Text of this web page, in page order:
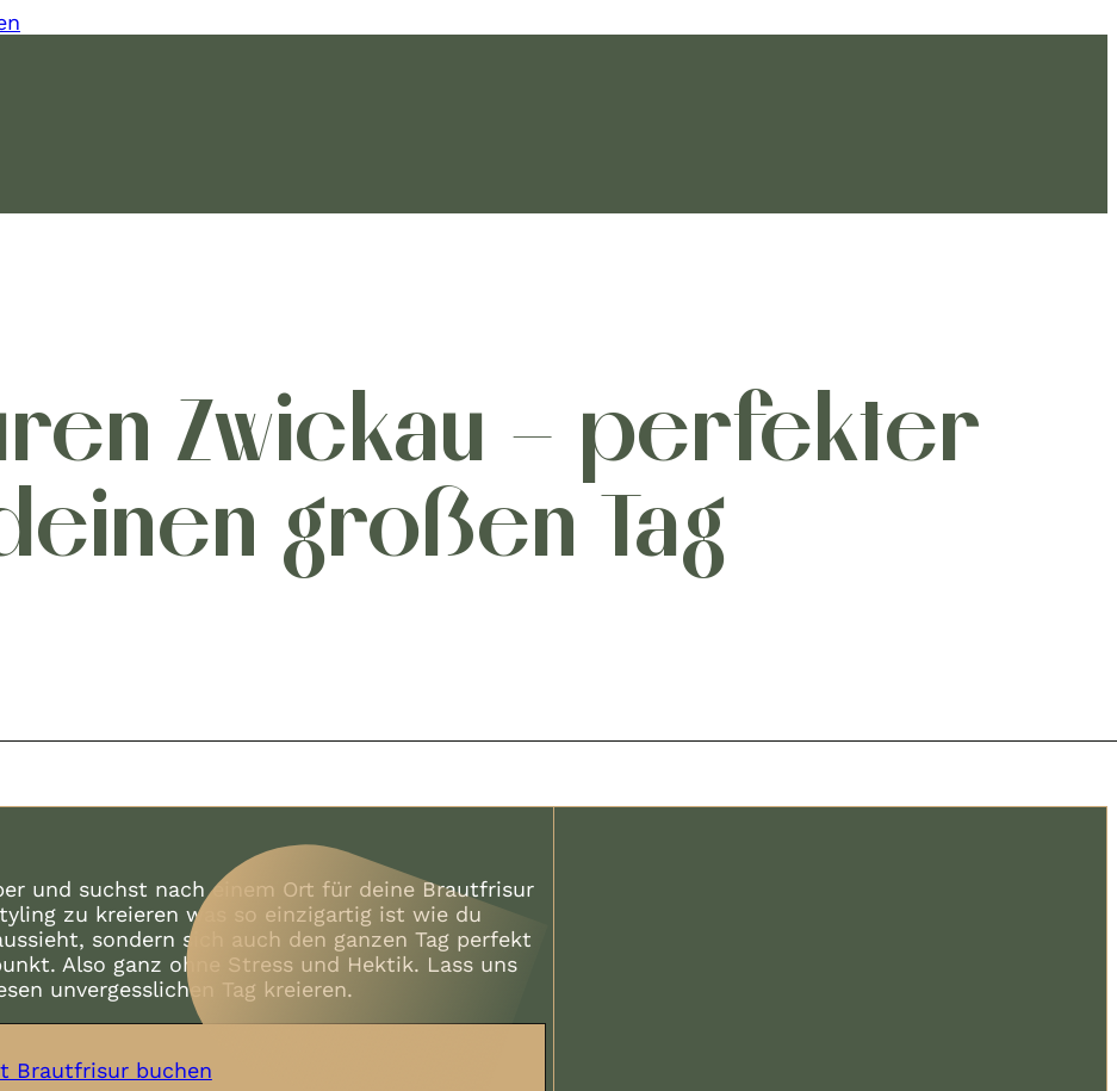
Zwickau – perfekter
großen Tag
und suchst nach einem Ort für deine Brautfrisur
zu kreieren was so einzigartig ist wie du
sondern sich auch den ganzen Tag perfekt
Also ganz ohne Stress und Hektik. Lass uns
unvergesslichen Tag kreieren.
Brautfrisur buchen